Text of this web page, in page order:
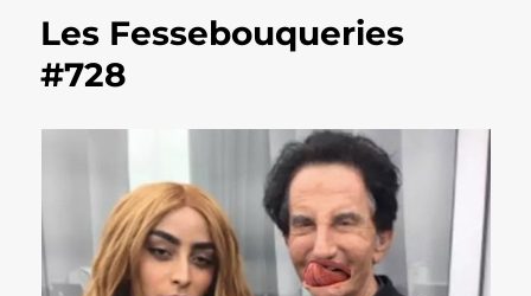
Les Fessebouqueries
#728